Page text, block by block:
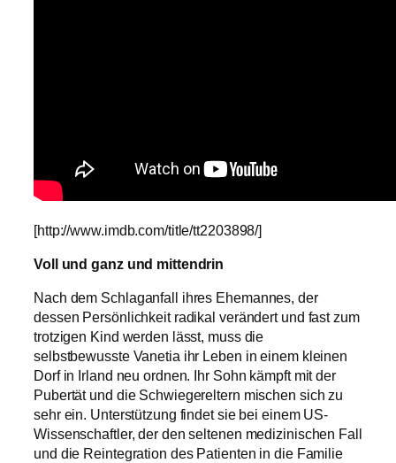
[http://www.imdb.com/title/tt2203898/]
Voll und ganz und mittendrin
Nach dem Schlaganfall ihres Ehemannes, der
dessen Persönlichkeit radikal verändert und fast zum
trotzigen Kind werden lässt, muss die
selbstbewusste Vanetia ihr Leben in einem kleinen
Dorf in Irland neu ordnen. Ihr Sohn kämpft mit der
Pubertät und die Schwiegereltern mischen sich zu
sehr ein. Unterstützung findet sie bei einem US-
Wissenschaftler, der den seltenen medizinischen Fall
und die Reintegration des Patienten in die Familie